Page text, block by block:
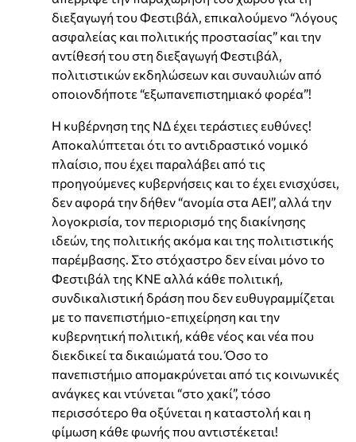
διεξαγωγή του Φεστιβάλ, επικαλούμενο “λόγους
ασφαλείας και πολιτικής προστασίας” και την
αντίθεσή του στη διεξαγωγή Φεστιβάλ,
πολιτιστικών εκδηλώσεων και συναυλιών από
οποιονδήποτε “εξωπανεπιστημιακό φορέα”!
Η κυβέρνηση της ΝΔ έχει τεράστιες ευθύνες!
Αποκαλύπτεται ότι το αντιδραστικό νομικό
πλαίσιο, που έχει παραλάβει από τις
προηγούμενες κυβερνήσεις και το έχει ενισχύσει,
δεν αφορά την δήθεν “ανομία στα ΑΕΙ”, αλλά την
λογοκρισία, τον περιορισμό της διακίνησης
ιδεών, της πολιτικής ακόμα και της πολιτιστικής
παρέμβασης. Στο στόχαστρο δεν είναι μόνο το
Φεστιβάλ της ΚΝΕ αλλά κάθε πολιτική,
συνδικαλιστική δράση που δεν ευθυγραμμίζεται
με το πανεπιστήμιο-επιχείρηση και την
κυβερνητική πολιτική, κάθε νέος και νέα που
διεκδικεί τα δικαιώματά του. Όσο το
πανεπιστήμιο απομακρύνεται από τις κοινωνικές
ανάγκες και ντύνεται “στο χακί”, τόσο
περισσότερο θα οξύνεται η καταστολή και η
φίμωση κάθε φωνής που αντιστέκεται!